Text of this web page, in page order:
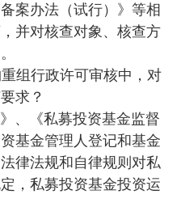
案办法（试行）》等相
并对核查对象、核查方
组行政许可审核中，对
求？
、《私募投资基金监督
基金管理人登记和基金
律法规和自律规则对私
，私募投资基金投资运